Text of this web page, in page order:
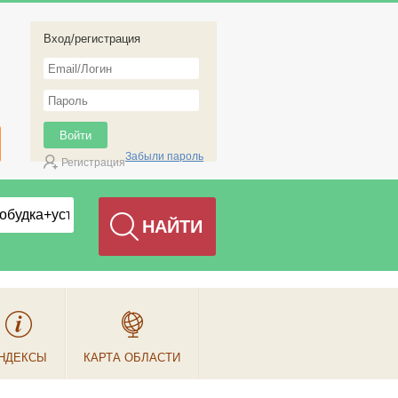
Вход/регистрация
РегистрацияЗабыли пароль
КАРТА ОБЛАСТИ